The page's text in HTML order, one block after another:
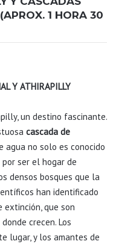
1 HORA 30
Y ATHIRAPILLY
un destino fascinante.
cascada de
agua no solo es conocido
ser el hogar de
densos bosques que la
han identificado
extinción, que son
crecen. Los
lugar, y los amantes de